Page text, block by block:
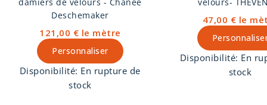
damiers de velours - Chanée
Deschemaker
121,00 € le mètre
Personnaliser
Disponibilité: En rupture de
stock
velours-
47,00 € le
Disponibilité: En
stock